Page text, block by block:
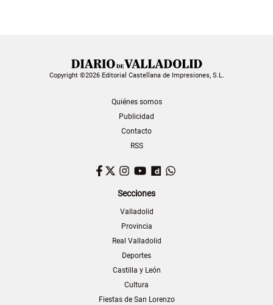
Copyright ©2026 Editorial Castellana de Impresiones, S.L.
Quiénes somos
Publicidad
Contacto
RSS
Facebook
TwitterInstagram
YouTubeDailymotion
Secciones
Valladolid
Provincia
Real Valladolid
Deportes
Castilla y León
Cultura
Fiestas de San Lorenzo